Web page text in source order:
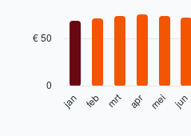
with
volgende
jan feb mrt apr mei jun
0
€ 50